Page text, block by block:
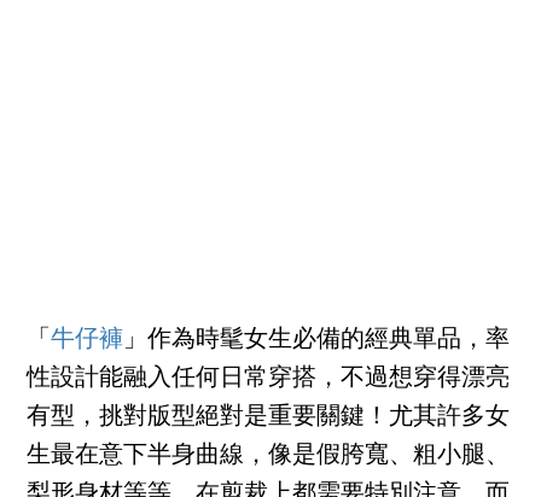
「牛仔褲 」作為時髦女生必備的經典單品，率
性設計能融入任何日常穿搭，不過想穿得漂亮
有型，挑對版型絕對是重要關鍵！尤其許多女
生最在意下半身曲線，像是假胯寬、粗小腿、